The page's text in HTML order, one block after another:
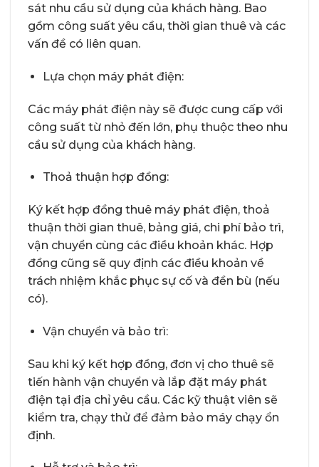
sát nhu cầu sử dụng của khách hàng. Bao
gồm công suất yêu cầu, thời gian thuê và các
vấn đề có liên quan.
Lựa chọn máy phát điện:
Các máy phát điện này sẽ được cung cấp với
công suất từ nhỏ đến lớn, phụ thuộc theo nhu
cầu sử dụng của khách hàng.
Thoả thuận hợp đồng:
Ký kết hợp đồng thuê máy phát điện, thoả
thuận thời gian thuê, bảng giá, chi phí bảo trì,
vận chuyển cùng các điều khoản khác. Hợp
đồng cũng sẽ quy định các điều khoản về
trách nhiệm khắc phục sự cố và đền bù (nếu
có).
Vận chuyển và bảo trì:
Sau khi ký kết hợp đồng, đơn vị cho thuê sẽ
tiến hành vận chuyển và lắp đặt máy phát
điện tại địa chỉ yêu cầu. Các kỹ thuật viên sẽ
kiểm tra, chạy thử để đảm bảo máy chạy ổn
định.